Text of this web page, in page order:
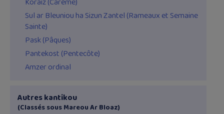
Sul ar Bleuniou ha Sizun Zantel (Rameaux et Semaine
Sainte)
Pask (Pâques)
Pantekost (Pentecôte)
Amzer ordinal
Autres kantikou
(Classés sous Mareou Ar Bloaz)